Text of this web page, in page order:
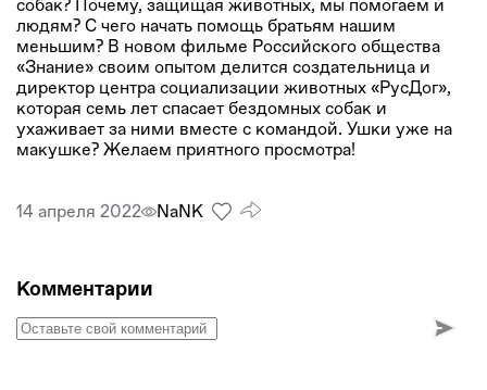
собак? Почему, защищая животных, мы помогаем и
людям? С чего начать помощь братьям нашим
меньшим? В новом фильме Российского общества
«Знание» своим опытом делится создательница и
директор центра социализации животных «РусДог»,
которая семь лет спасает бездомных собак и
ухаживает за ними вместе с командой. Ушки уже на
макушке? Желаем приятного просмотра!
14 апреля 2022 NaNК
Комментарии